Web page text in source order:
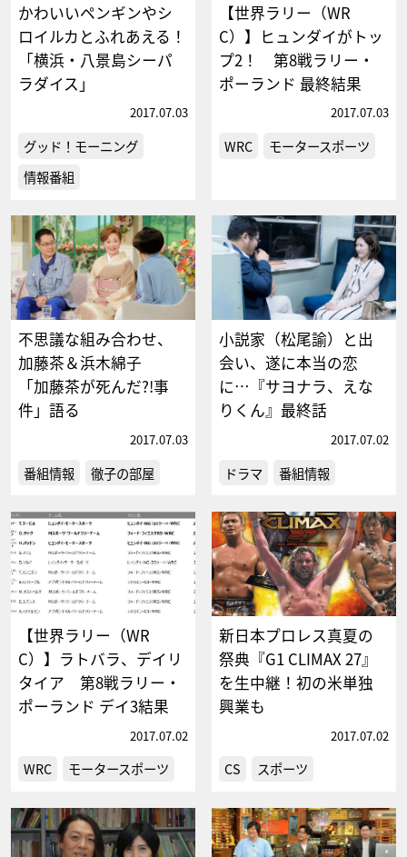
かわいいペンギンやシ
ロイルカとふれあえる！
「横浜・八景島シーパ
ラダイス」
2017.07.03
グッド！モーニング
情報番組
【世界ラリー（WR
C）】ヒュンダイがトッ
プ2！ 第8戦ラリー・
ポーランド 最終結果
2017.07.03
WRC モータースポーツ
不思議な組み合わせ、
加藤茶＆浜木綿子
「加藤茶が死んだ?!事
件」語る
2017.07.03
番組情報 徹子の部屋
小説家（松尾諭）と出
会い、遂に本当の恋
に…『サヨナラ、えな
りくん』最終話
2017.07.02
ドラマ 番組情報
【世界ラリー（WR
C）】ラトバラ、デイリ
タイア 第8戦ラリー・
ポーランド デイ3結果
2017.07.02
WRC モータースポーツ
新日本プロレス真夏の
祭典『G1 CLIMAX 27』
を生中継！初の米単独
興業も
2017.07.02
CS スポーツ